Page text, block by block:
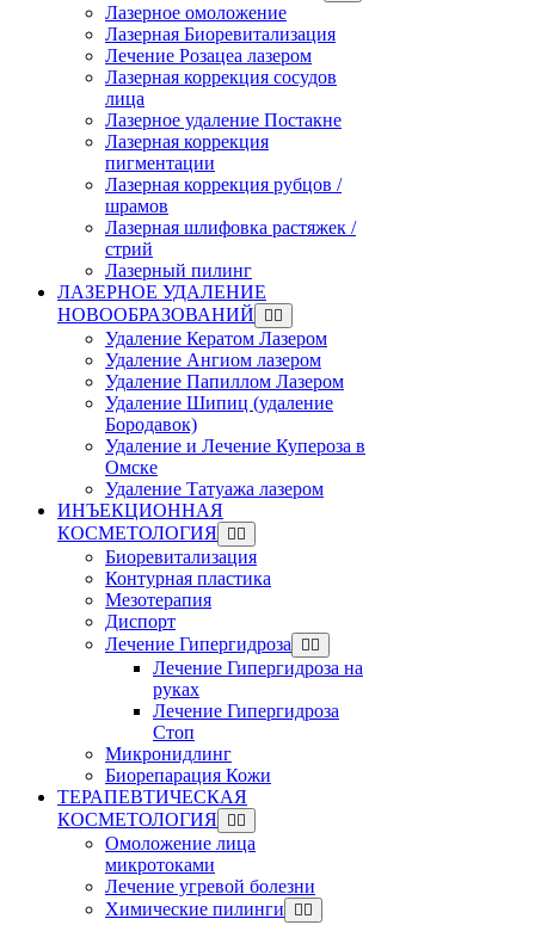
Лазерное омоложение
Лазерная Биоревитализация
Лечение Розацеа лазером
Лазерная коррекция сосудов
лица
Лазерное удаление Постакне
Лазерная коррекция
пигментации
Лазерная коррекция рубцов /
шрамов
Лазерная шлифовка растяжек /
стрий
Лазерный пилинг
ЛАЗЕРНОЕ УДАЛЕНИЕ
НОВООБРАЗОВАНИЙ
Удаление Кератом Лазером
Удаление Ангиом лазером
Удаление Папиллом Лазером
Удаление Шипиц (удаление
Бородавок)
Удаление и Лечение Купероза в
Омске
Удаление Татуажа лазером
ИНЪЕКЦИОННАЯ
КОСМЕТОЛОГИЯ
Биоревитализация
Контурная пластика
Мезотерапия
Диспорт
Лечение Гипергидроза
Лечение Гипергидроза на
руках
Лечение Гипергидроза
Стоп
Микронидлинг
Биорепарация Кожи
ТЕРАПЕВТИЧЕСКАЯ
КОСМЕТОЛОГИЯ
Омоложение лица
микротоками
Лечение угревой болезни
Химические пилинги